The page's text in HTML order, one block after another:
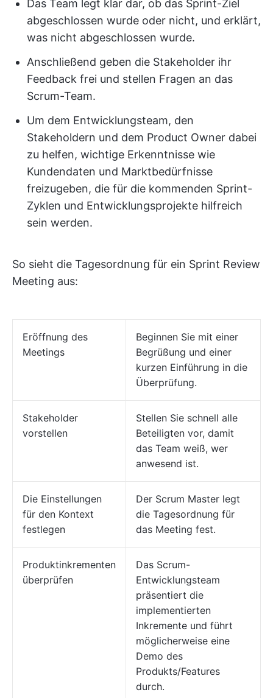
Das Team legt klar dar, ob das Sprint-Ziel
abgeschlossen wurde oder nicht, und erklärt,
was nicht abgeschlossen wurde.
Anschließend geben die Stakeholder ihr
Feedback frei und stellen Fragen an das
Scrum-Team.
Um dem Entwicklungsteam, den
Stakeholdern und dem Product Owner dabei
zu helfen, wichtige Erkenntnisse wie
Kundendaten und Marktbedürfnisse
freizugeben, die für die kommenden Sprint-
Zyklen und Entwicklungsprojekte hilfreich
sein werden.
So sieht die Tagesordnung für ein Sprint Review
Meeting aus:
Eröffnung des
Meetings
Beginnen Sie mit einer
Begrüßung und einer
kurzen Einführung in die
Überprüfung.
Stakeholder
vorstellen
Stellen Sie schnell alle
Beteiligten vor, damit
das Team weiß, wer
anwesend ist.
Die Einstellungen
für den Kontext
festlegen
Der Scrum Master legt
die Tagesordnung für
das Meeting fest.
Produktinkrementen
überprüfen
Das Scrum-
Entwicklungsteam
präsentiert die
implementierten
Inkremente und führt
möglicherweise eine
Demo des
Produkts/Features
durch.